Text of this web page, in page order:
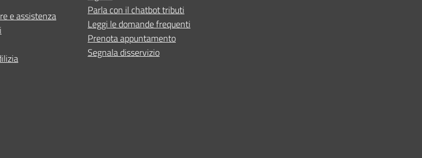
e assistenza
Parla con il chatbot tributi
Leggi le domande frequenti
Prenota appuntamento
Segnala disservizio